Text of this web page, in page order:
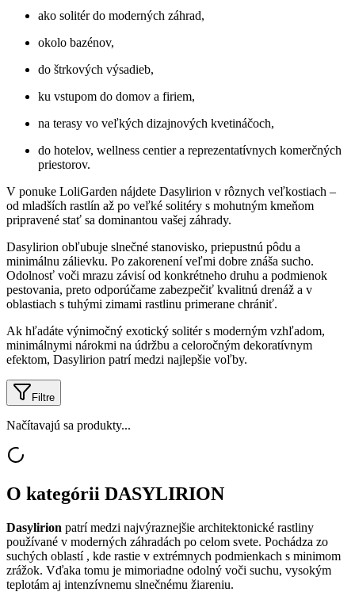
ako solitér do moderných záhrad,
okolo bazénov,
do štrkových výsadieb,
ku vstupom do domov a firiem,
na terasy vo veľkých dizajnových kvetináčoch,
do hotelov, wellness centier a reprezentatívnych komerčných
priestorov.
V ponuke LoliGarden nájdete Dasylirion v rôznych veľkostiach –
od mladších rastlín až po veľké solitéry s mohutným kmeňom
pripravené stať sa dominantou vašej záhrady.
Dasylirion obľubuje slnečné stanovisko, priepustnú pôdu a
minimálnu zálievku. Po zakorenení veľmi dobre znáša sucho.
Odolnosť voči mrazu závisí od konkrétneho druhu a podmienok
pestovania, preto odporúčame zabezpečiť kvalitnú drenáž a v
oblastiach s tuhými zimami rastlinu primerane chrániť.
Ak hľadáte výnimočný exotický solitér s moderným vzhľadom,
minimálnymi nárokmi na údržbu a celoročným dekoratívnym
efektom, Dasylirion patrí medzi najlepšie voľby.
Filtre
Načítavajú sa produkty...
O kategórii DASYLIRION
Dasylirion patrí medzi najvýraznejšie architektonické rastliny
používané v moderných záhradách po celom svete. Pochádza zo
suchých oblastí , kde rastie v extrémnych podmienkach s minimom
zrážok. Vďaka tomu je mimoriadne odolný voči suchu, vysokým
teplotám aj intenzívnemu slnečnému žiareniu.